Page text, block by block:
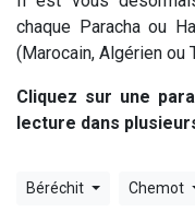
Il
12
chaque Paracha ou
(Marocain, Algérien ou
Cliquez sur une
lecture dans
Béréchit Chemot